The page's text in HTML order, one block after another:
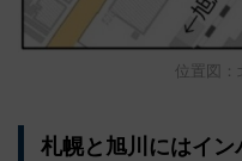
位置図：
札幌と旭川にはイ